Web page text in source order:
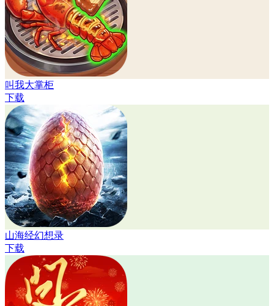
叫我大掌柜
下载
山海经幻想录
下载